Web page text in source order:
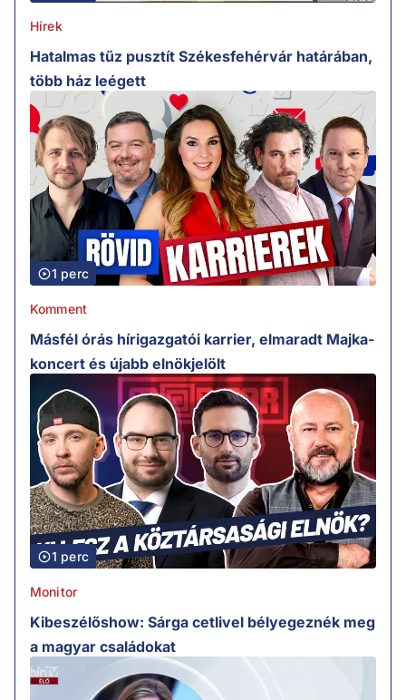
Hírek
Hatalmas tűz pusztít Székesfehérvár határában,
több ház leégett
1 perc
Komment
Másfél órás hírigazgatói karrier, elmaradt Majka-
koncert és újabb elnökjelölt
1 perc
Monitor
Kibeszélőshow: Sárga cetlivel bélyegeznék meg
a magyar családokat